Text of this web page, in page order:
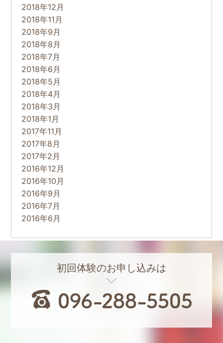
2018年12月
2018年11月
2018年9月
2018年8月
2018年7月
2018年6月
2018年5月
2018年4月
2018年3月
2018年1月
2017年11月
2017年8月
2017年2月
2016年12月
2016年10月
2016年9月
2016年7月
2016年6月
初回体験のお申し込みは